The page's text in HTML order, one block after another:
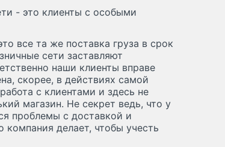
- это клиенты c особыми
все та же поставка груза в срок
сети заставляют
наши клиенты вправе
скорее, в действиях самой
с клиентами и здесь не
магазин. Не секрет ведь, что у
проблемы с доставкой и
компания делает, чтобы учесть